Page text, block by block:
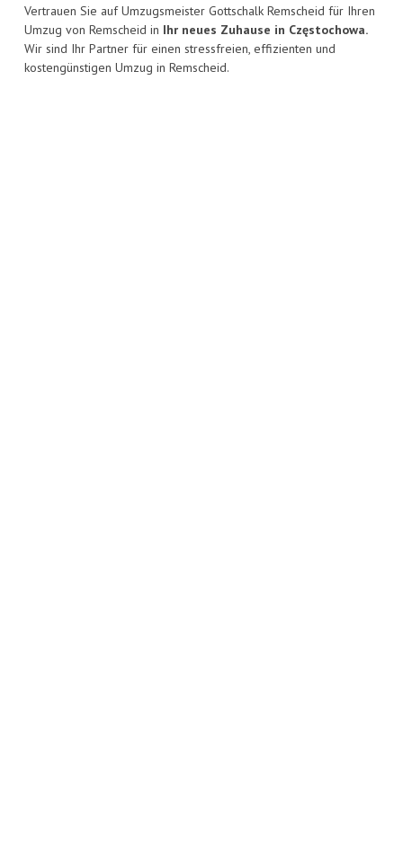
Vertrauen Sie auf Umzugsmeister Gottschalk Remscheid für Ihren
Umzug von Remscheid in Ihr neues Zuhause in Częstochowa.
Wir sind Ihr Partner für einen stressfreien, effizienten und
kostengünstigen Umzug in Remscheid.